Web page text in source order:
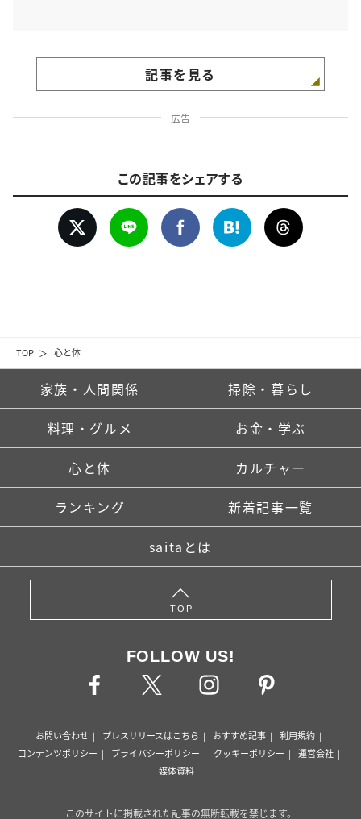
TOP 心と体
記事を見る
広告
この記事をシェアする
家族・人間関係 掃除・暮らし
料理・グルメ お金・学ぶ
心と体 カルチャー
ランキング 新着記事一覧
saitaとは
TOP
FOLLOW US!
お問い合わせ プレスリリースはこちら おすすめ記事
利用規約
コンテンツポリシー
プライバシーポリシー クッキーポリシー
運営会社
媒体資料
このサイトに掲載された記事の無断転載を禁じます。